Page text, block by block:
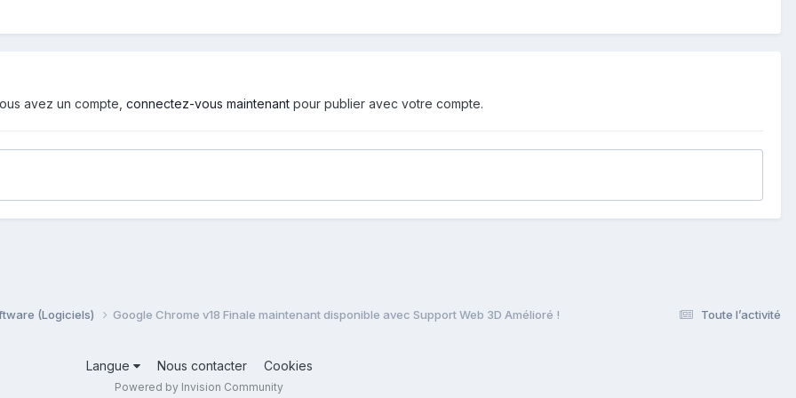
avez un compte, connectez-vous maintenant pour publier avec votre compte.
Toute l’activité
(Logiciels) Google Chrome v18 Finale maintenant disponible avec Support Web 3D Amélioré !
Langue Nous contacter Cookies
Powered by Invision Community